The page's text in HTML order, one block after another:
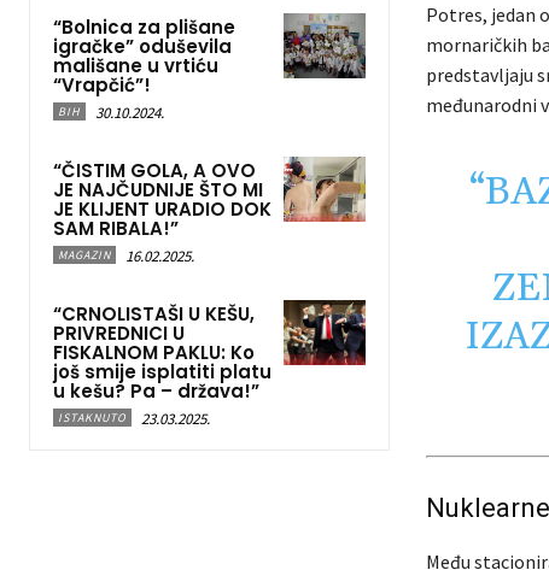
“Bolnica za plišane
igračke” oduševila
mališane u vrtiću
“Vrapčić”!
BIH 30.10.2024.
“ČISTIM GOLA, A OVO
JE NAJČUDNIJE ŠTO MI
JE KLIJENT URADIO DOK
SAM RIBALA!”
MAGAZIN 16.02.2025.
“CRNOLISTAŠI U KEŠU,
PRIVREDNICI U
FISKALNOM PAKLU: Ko
još smije isplatiti platu
u kešu? Pa – država!”
ISTAKNUTO 23.03.2025.
Potres, jedan
mornaričkih
predstavljaju
međunarodni
Među